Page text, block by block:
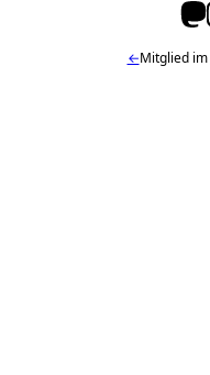
←Mitglied im